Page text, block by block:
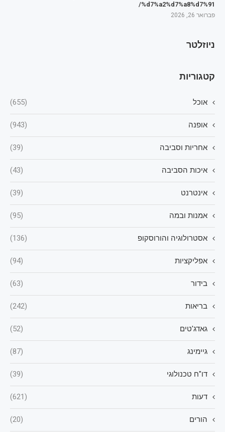
%d7%a2%d7%a8%d7%91/
פברואר 26, 2026
ניוזלטר
קטגוריות
אוכל (655)
אופנה (943)
אחריות וסביבה (39)
איכות הסביבה (43)
אינטרנט (39)
אמנות ובמה (95)
אסטרולוגיה והורוסקופ (136)
אפליקציות (94)
בידור (63)
בריאות (242)
גאדג'טים (52)
גיימינג (87)
דו"ח טכנולוגי (39)
דעות (621)
הורים (20)